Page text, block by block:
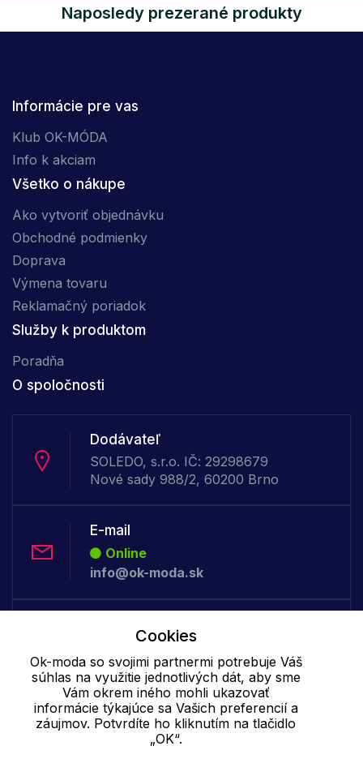
Naposledy prezerané produkty
Informácie pre vas
Klub OK-MÓDA
Info k akciam
Všetko o nákupe
Ako vytvoriť objednávku
Obchodné podmienky
Doprava
Výmena tovaru
Reklamačný poriadok
Služby k produktom
Poradňa
O spoločnosti
Dodávateľ
SOLEDO, s.r.o. IČ: 29298679
Nové sady 988/2, 60200 Brno
E-mail
Online
info@ok-moda.sk
Offline
+421 277 278 079
Cookie - podrobné nastavenie| Ďalšie informácie|Spracovanie
osobných údajov
Cookies
Ok-moda so svojimi partnermi potrebuje Váš
súhlas na využitie jednotlivých dát, aby sme
Vám okrem iného mohli ukazovať
informácie týkajúce sa Vašich preferencií a
záujmov. Potvrdíte ho kliknutím na tlačidlo
„OK“.